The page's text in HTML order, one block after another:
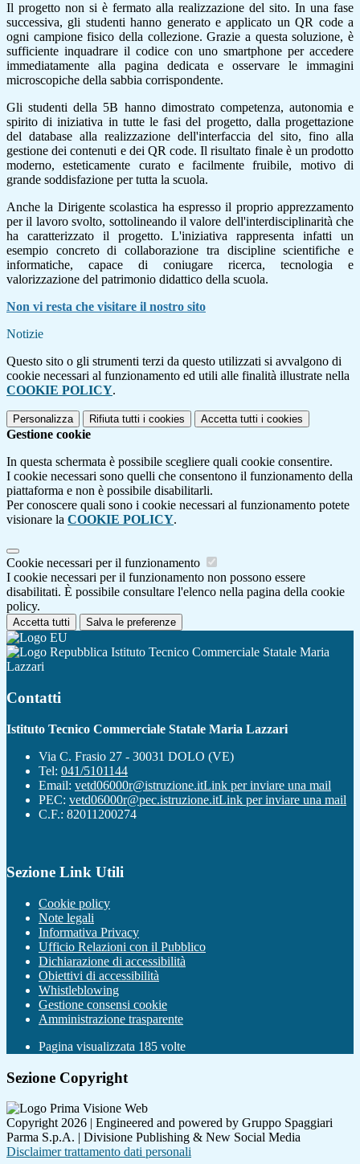
Il progetto non si è fermato alla realizzazione del sito. In una fase
successiva, gli studenti hanno generato e applicato un QR code a
ogni campione fisico della collezione. Grazie a questa soluzione, è
sufficiente inquadrare il codice con uno smartphone per accedere
immediatamente alla pagina dedicata e osservare le immagini
microscopiche della sabbia corrispondente.
Gli studenti della 5B hanno dimostrato competenza, autonomia e
spirito di iniziativa in tutte le fasi del progetto, dalla progettazione
del database alla realizzazione dell'interfaccia del sito, fino alla
gestione dei contenuti e dei QR code. Il risultato finale è un prodotto
moderno, esteticamente curato e facilmente fruibile, motivo di
grande soddisfazione per tutta la scuola.
Anche la Dirigente scolastica ha espresso il proprio apprezzamento
per il lavoro svolto, sottolineando il valore dell'interdisciplinarità che
ha caratterizzato il progetto. L'iniziativa rappresenta infatti un
esempio concreto di collaborazione tra discipline scientifiche e
informatiche, capace di coniugare ricerca, tecnologia e
valorizzazione del patrimonio didattico della scuola.
Non vi resta che visitare il nostro sito
Notizie
Questo sito o gli strumenti terzi da questo utilizzati si avvalgono di
cookie necessari al funzionamento ed utili alle finalità illustrate nella
COOKIE POLICY.
Personalizza Rifiuta tutti i cookies Accetta tutti i cookies
Gestione cookie
In questa schermata è possibile scegliere quali cookie consentire.
I cookie necessari sono quelli che consentono il funzionamento della
piattaforma e non è possibile disabilitarli.
Per conoscere quali sono i cookie necessari al funzionamento potete
visionare la COOKIE POLICY.
Cookie necessari per il funzionamento
I cookie necessari per il funzionamento non possono essere
disabilitati. È possibile consultare l'elenco nella pagina della cookie
policy.
Accetta tutti Salva le preferenze
Istituto Tecnico Commerciale Statale Maria
Lazzari
Contatti
Istituto Tecnico Commerciale Statale Maria Lazzari
Via C. Frasio 27 - 30031 DOLO (VE)
Tel: 041/5101144
Email: vetd06000r@istruzione.itLink per inviare una mail
PEC: vetd06000r@pec.istruzione.itLink per inviare una mail
C.F.: 82011200274
Sezione Link Utili
Cookie policy
Note legali
Informativa Privacy
Ufficio Relazioni con il Pubblico
Dichiarazione di accessibilità
Obiettivi di accessibilità
Whistleblowing
Gestione consensi cookie
Amministrazione trasparente
Pagina visualizzata 185 volte
Sezione Copyright
Copyright 2026 | Engineered and powered by Gruppo Spaggiari
Parma S.p.A. | Divisione Publishing & New Social Media
Disclaimer trattamento dati personali